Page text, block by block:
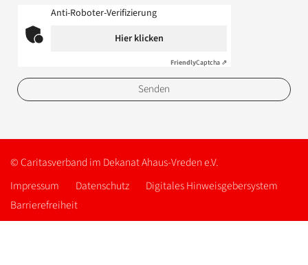
Anti-Roboter-Verifizierung
Hier klicken
FriendlyCaptcha ⇗
© Caritasverband im Dekanat Ahaus-Vreden e.V.
Impressum
Datenschutz
Digitales Hinweisgebersystem
Barrierefreiheit